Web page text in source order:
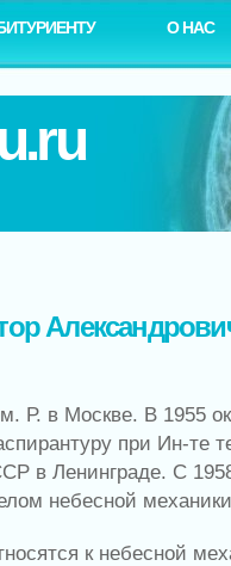
О НАС
Р. в Москве. В 1955
при Ин-те
в Ленинграде. С
небесной
к небесной